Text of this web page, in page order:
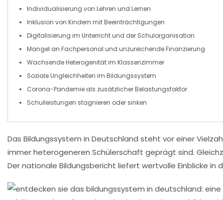
Individualisierung von Lehren und Lernen
Inklusion von Kindern mit Beeinträchtigungen
Digitalisierung im Unterricht und der Schulorganisation
Mangel an Fachpersonal und unzureichende Finanzierung
WachsendeHeterogenitätim Klassenzimmer
Soziale Ungleichheiten im Bildungssystem
Corona-Pandemie als zusätzlicher Belastungsfaktor
Schulleistungen stagnieren oder sinken
Das Bildungssystem in Deutschland steht vor einer
immer heterogeneren Schülerschaft geprägt sind.
Dernationale Bildungsbericht liefert wertvolle Einblicke in